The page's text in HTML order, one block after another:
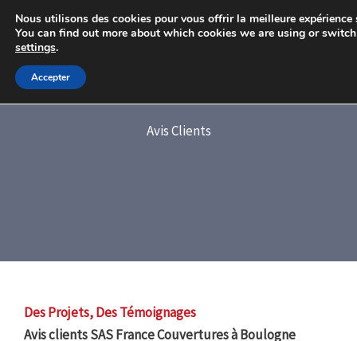
Aller
contenu
Avis Clients
Des Projets, Des Témoignages
Avis clients SAS France Couvertures à Boulogne
Nous utilisons des cookies pour vous offrir la meilleure expérience
You can find out more about which cookies we are using or
settings.
Accepter